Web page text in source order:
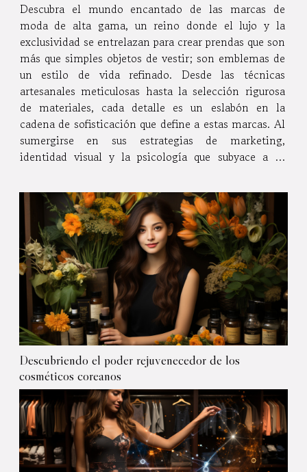
Descubra el mundo encantado de las marcas de
moda de alta gama, un reino donde el lujo y la
exclusividad se entrelazan para crear prendas que son
más que simples objetos de vestir; son emblemas de
un estilo de vida refinado. Desde las técnicas
artesanales meticulosas hasta la selección rigurosa
de materiales, cada detalle es un eslabón en la
cadena de sofisticación que define a estas marcas. Al
sumergirse en sus estrategias de marketing,
identidad visual y la psicología que subyace a su
éxito aparentemente inmediato. Este viaje le invita
a...
Descubriendo el poder rejuvenecedor de los
cosméticos coreanos